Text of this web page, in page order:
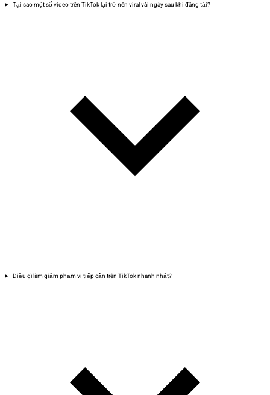
Tại sao một số video trên TikTok lại trở nên viral vài ngày sau khi đăng tải?
Điều gì làm giảm phạm vi tiếp cận trên TikTok nhanh nhất?